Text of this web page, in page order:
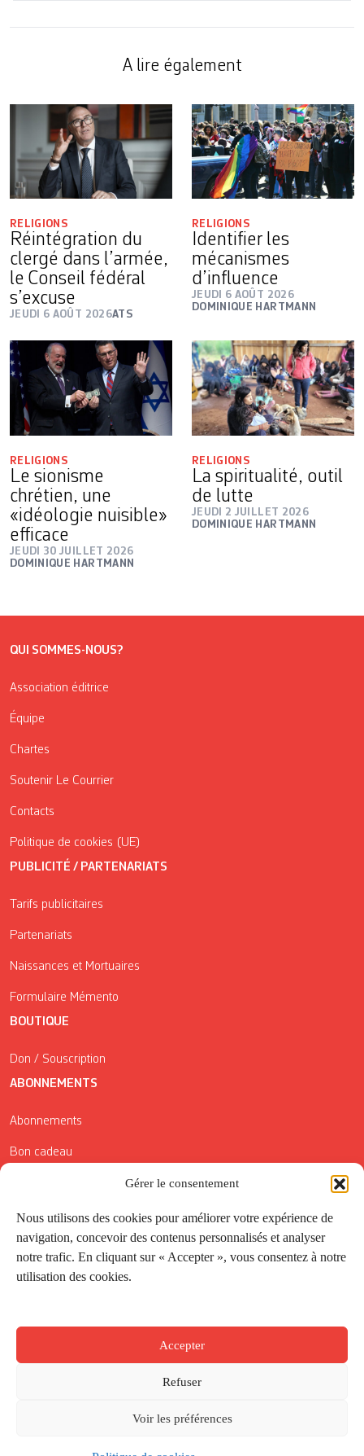
Gérer le consentement
Nous utilisons des cookies pour améliorer votre expérience de
navigation, concevoir des contenus personnalisés et analyser
notre trafic. En cliquant sur « Accepter », vous consentez à notre
utilisation des cookies.
Accepter
Refuser
Voir les préférences
A lire également
RELIGIONS
Réintégration du
clergé dans l’armée,
le Conseil fédéral
s’excuse
JEUDI 6 AOÛT 2026ATS
RELIGIONS
Identifier les
mécanismes
d’influence
JEUDI 6 AOÛT 2026
DOMINIQUE HARTMANN
RELIGIONS
Le sionisme
chrétien, une
«idéologie nuisible»
efficace
JEUDI 30 JUILLET 2026
DOMINIQUE HARTMANN
RELIGIONS
La spiritualité, outil
de lutte
JEUDI 2 JUILLET 2026
DOMINIQUE HARTMANN
QUI SOMMES-NOUS?
Association éditrice
Équipe
Chartes
Soutenir Le Courrier
Contacts
Politique de cookies (UE)
PUBLICITÉ / PARTENARIATS
Tarifs publicitaires
Partenariats
Naissances et Mortuaires
Formulaire Mémento
BOUTIQUE
Don / Souscription
ABONNEMENTS
Abonnements
Bon cadeau
Conditions générales de vente
Réductions de la Carte Côté Courrier
Application